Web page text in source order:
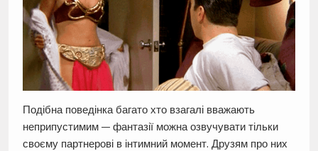
Подібна поведінка багато хто взагалі вважають
неприпустимим — фантазії можна озвучувати тільки
своєму партнерові в інтимний момент. Друзям про них